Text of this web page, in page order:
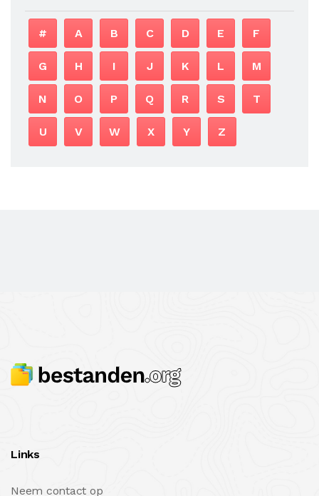
# A B C D E F
G H I J K L M
N O P Q R S T
U V W X Y Z
Links
Neem contact op